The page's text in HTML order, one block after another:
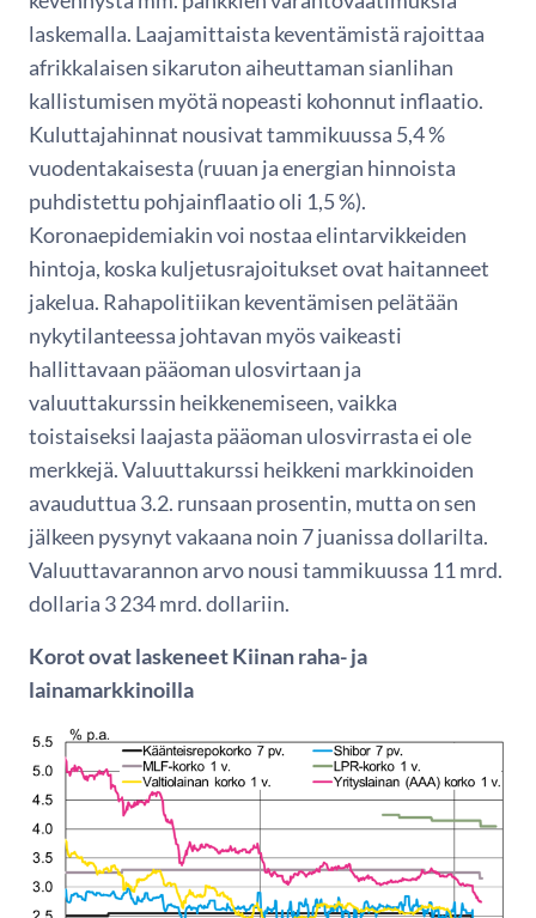
laskemalla. Laajamittaista keventämistä rajoittaa
afrikkalaisen sikaruton aiheuttaman sianlihan
kallistumisen myötä nopeasti kohonnut inflaatio.
Kuluttajahinnat nousivat tammikuussa 5,4 %
vuodentakaisesta (ruuan ja energian hinnoista
puhdistettu pohjainflaatio oli 1,5 %).
Koronaepidemiakin voi nostaa elintarvikkeiden
hintoja, koska kuljetusrajoitukset ovat haitanneet
jakelua. Rahapolitiikan keventämisen pelätään
nykytilanteessa johtavan myös vaikeasti
hallittavaan pääoman ulosvirtaan ja
valuuttakurssin heikkenemiseen, vaikka
toistaiseksi laajasta pääoman ulosvirrasta ei ole
merkkejä. Valuuttakurssi heikkeni markkinoiden
avauduttua 3.2. runsaan prosentin, mutta on sen
jälkeen pysynyt vakaana noin 7 juanissa dollarilta.
Valuuttavarannon arvo nousi tammikuussa 11 mrd.
dollaria 3 234 mrd. dollariin.
Korot ovat laskeneet Kiinan raha- ja
lainamarkkinoilla